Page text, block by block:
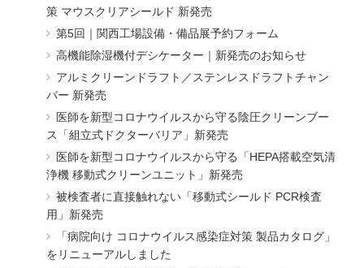
策 マウスクリアシールド 新発売
第5回｜関西工場設備・備品展予約フォーム
高機能除湿機付デシケーター｜新発売のお知らせ
アルミクリーンドラフト／ステンレスドラフトチャン
バー 新発売
医師を新型コロナウイルスから守る陰圧クリーンブー
ス「組立式ドクターバリア」新発売
医師を新型コロナウイルスから守る「HEPA搭載空気清
浄機 移動式クリーンユニット」新発売
被検査者に直接触れない「移動式シールド PCR検査
用」新発売
「病院向け コロナウイルス感染症対策 製品カタログ」
をリニューアルしました